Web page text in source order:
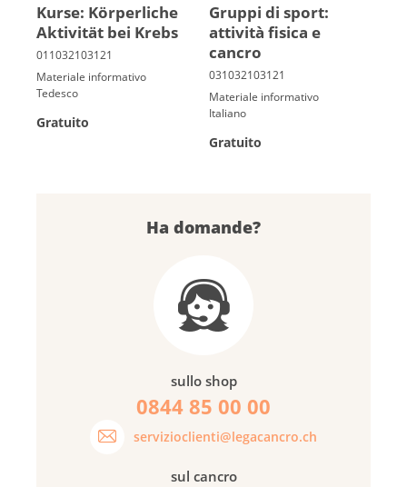
Kur­se: Kör­per­li­che
Ak­ti­vi­tät bei Krebs
Materiale informativo
Tedesco
Gratuito
Gruppi di sport:
attività fi­sica e
cancro
Materiale informativo
Italiano
Gratuito
Ha domande?
sullo shop
0844 85 00 00
servizioclienti@legacancro.ch
sul cancro